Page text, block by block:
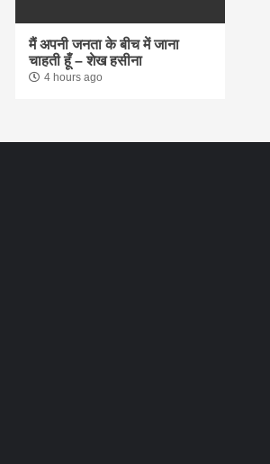
मैं अपनी जनता के बीच में जाना
चाहती हूँ – शेख हसीना
4 hours ago